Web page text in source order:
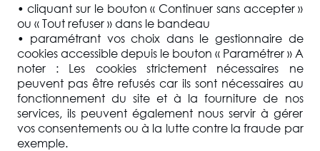
• cliquant sur le bouton « Continuer sans accepter »
ou « Tout refuser » dans le bandeau
• paramétrant vos choix dans le gestionnaire de
cookies accessible depuis le bouton « Paramétrer » A
noter : Les cookies strictement nécessaires ne
peuvent pas être refusés car ils sont nécessaires au
fonctionnement du site et à la fourniture de nos
services, ils peuvent également nous servir à gérer
vos consentements ou à la lutte contre la fraude par
exemple.